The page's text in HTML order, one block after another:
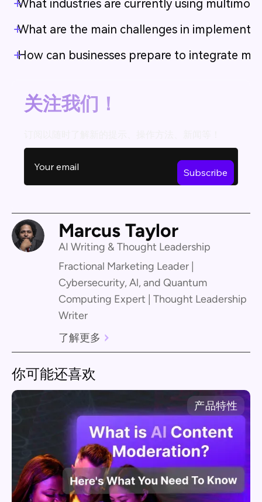
What industries are currently using
What are the main challenges in
How can businesses prepare to integrate
关注我们！
Marcus Taylor
AI Writing & Thought Leadership
Fractional Marketing Leader |
Cybersecurity, Al, and Quantum
Computing Expert | Thought Leadership
Writer
了解更多
你可能还喜欢
产品特性